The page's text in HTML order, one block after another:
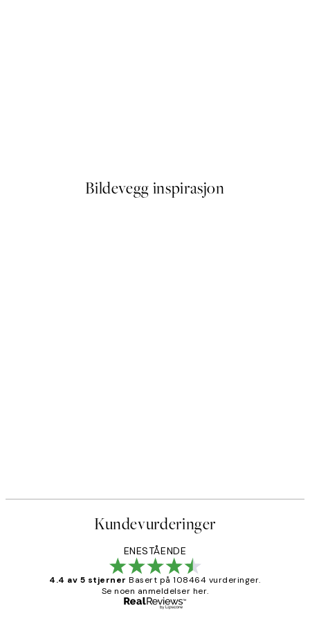
Bildevegg inspirasjon
Kundevurderinger
ENESTÅENDE
4.4 av 5 stjerner Basert på 108464 vurderinger.
Se noen anmeldelser her.